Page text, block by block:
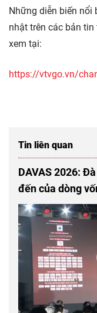
Những diễn biến nổi
nhật trên các bản
xem tại:
https://vtvgo.vn/
Tin liên quan
DAVAS 2026:
đến của dòng